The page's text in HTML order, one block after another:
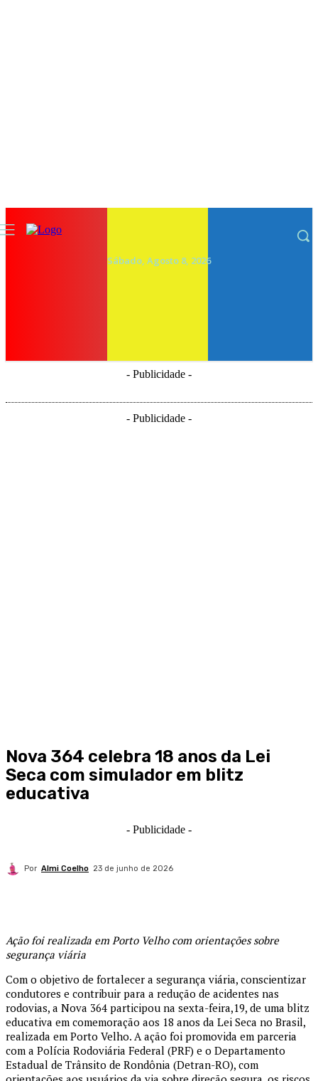
Sábado, Agosto 8, 2026
- Publicidade -
- Publicidade -
Nova 364 celebra 18 anos da Lei
Seca com simulador em blitz
educativa
- Publicidade -
Por Almi Coelho 23 de junho de 2026
Ação foi realizada em Porto Velho com orientações sobre
segurança viária
Com o objetivo de fortalecer a segurança viária, conscientizar
condutores e contribuir para a redução de acidentes nas
rodovias, a Nova 364 participou na sexta-feira,19, de uma blitz
educativa em comemoração aos 18 anos da Lei Seca no Brasil,
realizada em Porto Velho. A ação foi promovida em parceria
com a Polícia Rodoviária Federal (PRF) e o Departamento
Estadual de Trânsito de Rondônia (Detran-RO), com